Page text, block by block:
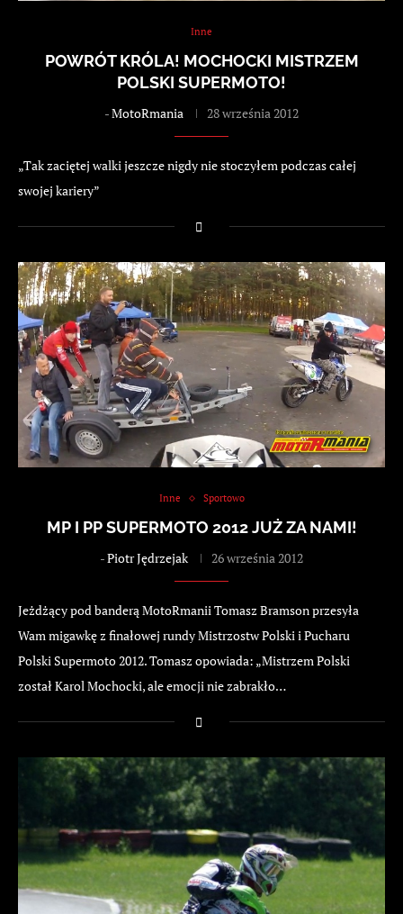
Inne
POWRÓT KRÓLA! MOCHOCKI MISTRZEM
POLSKI SUPERMOTO!
-MotoRmania 28 września 2012
„Tak zaciętej walki jeszcze nigdy nie stoczyłem podczas całej
swojej kariery”
Inne Sportowo
MP I PP SUPERMOTO 2012 JUŻ ZA NAMI!
-Piotr Jędrzejak 26 września 2012
Jeżdżący pod banderą MotoRmanii Tomasz Bramson przesyła
Wam migawkę z finałowej rundy Mistrzostw Polski i Pucharu
Polski Supermoto 2012. Tomasz opowiada: „Mistrzem Polski
został Karol Mochocki, ale emocji nie zabrakło…